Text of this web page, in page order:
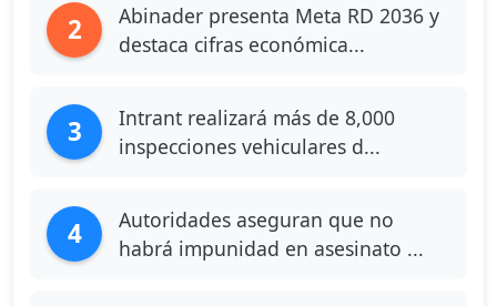
2
Abinader presenta Meta RD 2036 y
destaca cifras económica...
3
Intrant realizará más de 8,000
inspecciones vehiculares d...
4
Autoridades aseguran que no
habrá impunidad en asesinato ...